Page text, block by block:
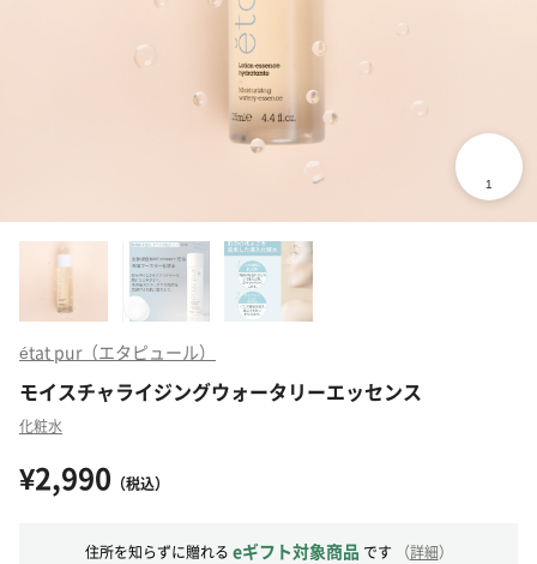
état pur（エタピュール）
モイスチャライジングウォータリーエッセンス
化粧水
¥2,990 （税込）
住所を知らずに贈れる eギフト対象商品 です （詳細）